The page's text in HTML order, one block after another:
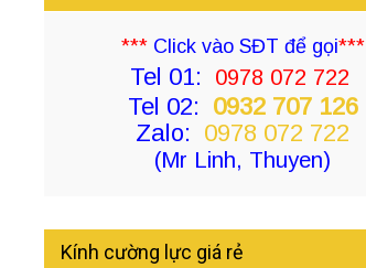
***Click vào SĐT để gọi***
Tel 01: 0978 072 722
Tel 02: 0932 707 126
Zalo: 0978 072 722
(Mr Linh, Thuyen)
Kính cường lực giá rẻ